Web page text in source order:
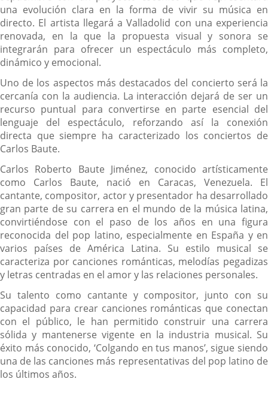
una evolución clara en la forma de vivir su música en
directo. El artista llegará a Valladolid con una experiencia
renovada, en la que la propuesta visual y sonora se
integrarán para ofrecer un espectáculo más completo,
dinámico y emocional.
Uno de los aspectos más destacados del concierto será la
cercanía con la audiencia. La interacción dejará de ser un
recurso puntual para convertirse en parte esencial del
lenguaje del espectáculo, reforzando así la conexión
directa que siempre ha caracterizado los conciertos de
Carlos Baute.
Carlos Roberto Baute Jiménez, conocido artísticamente
como Carlos Baute, nació en Caracas, Venezuela. El
cantante, compositor, actor y presentador ha desarrollado
gran parte de su carrera en el mundo de la música latina,
convirtiéndose con el paso de los años en una figura
reconocida del pop latino, especialmente en España y en
varios países de América Latina. Su estilo musical se
caracteriza por canciones románticas, melodías pegadizas
y letras centradas en el amor y las relaciones personales.
Su talento como cantante y compositor, junto con su
capacidad para crear canciones románticas que conectan
con el público, le han permitido construir una carrera
sólida y mantenerse vigente en la industria musical. Su
éxito más conocido, ‘Colgando en tus manos’, sigue siendo
una de las canciones más representativas del pop latino de
los últimos años.